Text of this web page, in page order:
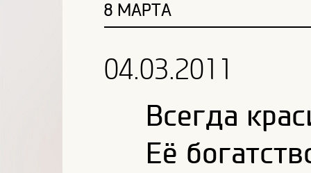
8 МАРТА
04.03.2011
Всегда
Её